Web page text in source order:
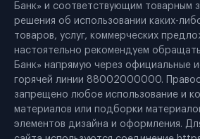
Банк» и соответствующим товарным
решения об использовании каких-
товаров, услуг, коммерческих
настоятельно рекомендуем
Банк» напрямую через официальные
горячей линии 88002000000.
запрещено любое использование и
материалов или подборки
элементов дизайна и оформления.